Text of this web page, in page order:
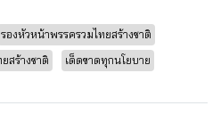
รองหัวหน้าพรรครวมไทยสร้างชาติ
สร้างชาติ
เด็ดขาดทุกนโยบาย